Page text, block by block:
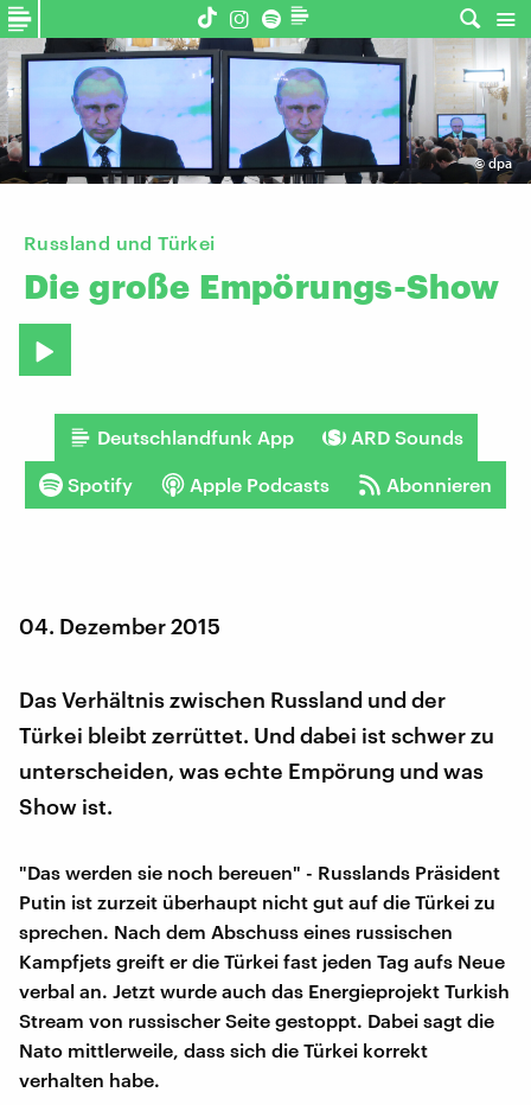
©dpa
Russland und Türkei
Die große Empörungs-Show
Deutschlandfunk App ARD Sounds
Spotify Apple Podcasts Abonnieren
04. Dezember 2015
Das Verhältnis zwischen Russland und der
Türkei bleibt zerrüttet. Und dabei ist schwer zu
unterscheiden, was echte Empörung und was
Show ist.
"Das werden sie noch bereuen" - Russlands Präsident
Putin ist zurzeit überhaupt nicht gut auf die Türkei zu
sprechen. Nach dem Abschuss eines russischen
Kampfjets greift er die Türkei fast jeden Tag aufs Neue
verbal an. Jetzt wurde auch das Energieprojekt Turkish
Stream von russischer Seite gestoppt. Dabei sagt die
Nato mittlerweile, dass sich die Türkei korrekt
verhalten habe.